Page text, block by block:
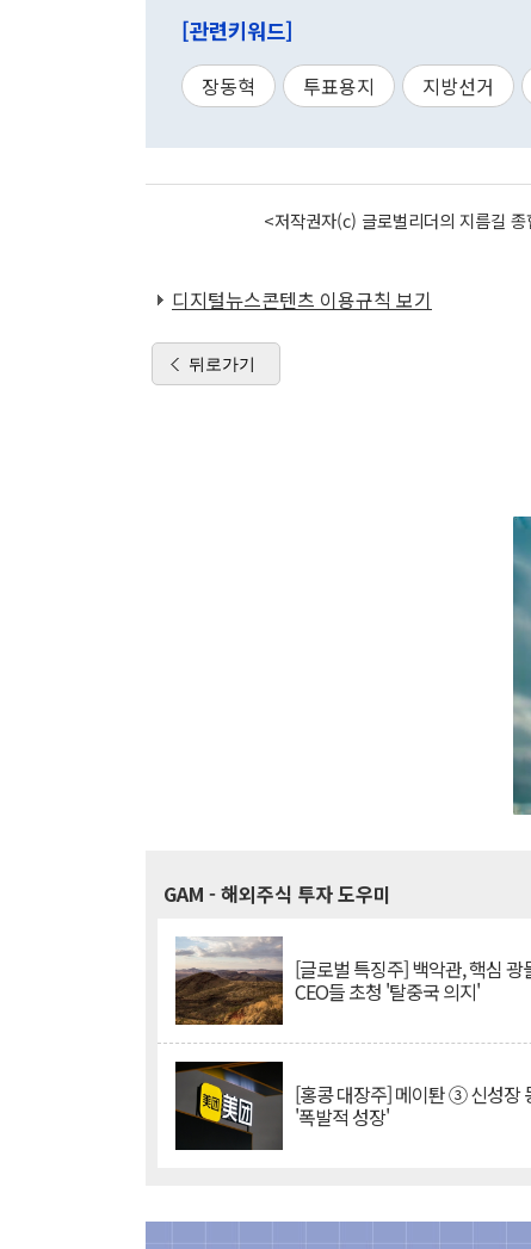
[관련키워드]
장동혁 투표용지 지방선거
<저작권자(c) 글로벌리더의 지름길
디지털뉴스콘텐츠 이용규칙 보기
뒤로가기
GAM - 해외주식 투자 도우미
[글로벌 특징주] 백악관, 핵심 광
CEO들 초청 '탈중국 의지'
[홍콩 대장주] 메이퇀 ③ 신성장
'폭발적 성장'